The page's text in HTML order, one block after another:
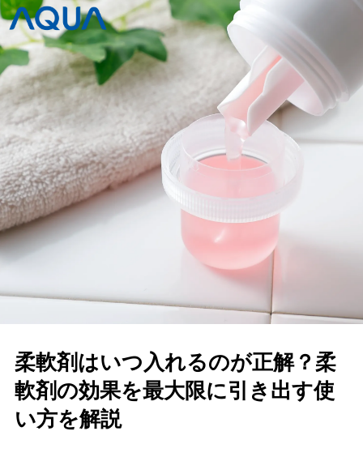
柔軟剤はいつ入れるのが正解？柔
軟剤の効果を最大限に引き出す使
い方を解説